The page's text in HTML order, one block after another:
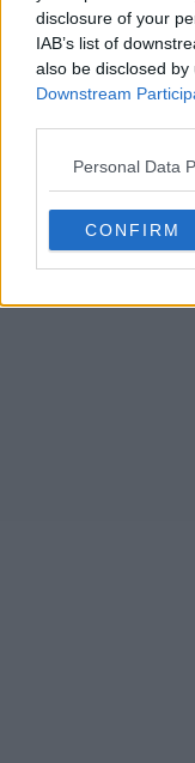
disclosure of your
IAB’s list of
also be disclosed
Downstream
Personal Data
CONFIRM